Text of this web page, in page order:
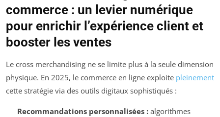
commerce : un levier numérique
pour enrichir l’expérience client et
booster les ventes
Le cross merchandising ne se limite plus à la seule dimension
physique. En 2025, le commerce en ligne exploite pleinement
cette stratégie via des outils digitaux sophistiqués :
Recommandations personnalisées :algorithmes